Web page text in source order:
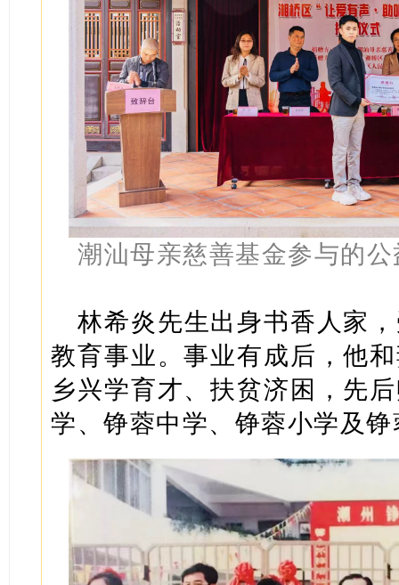
潮汕母亲慈善基金参与的
林希炎先生出身书香人家
教育事业。事业有成后，他
乡兴学育才、扶贫济困，先
学、铮蓉中学、铮蓉小学及